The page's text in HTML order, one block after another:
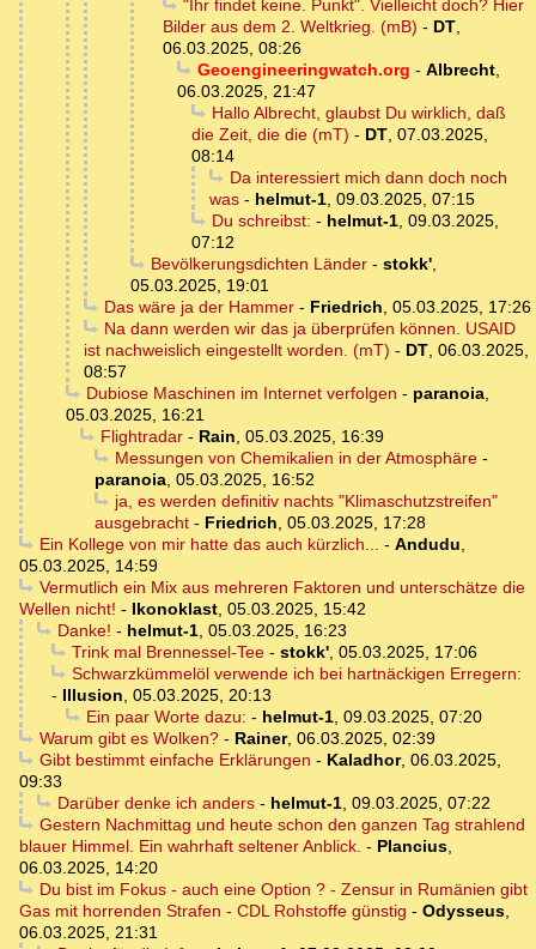
"Ihr findet keine. Punkt". Vielleicht doch? Hier
Bilder aus dem 2. Weltkrieg. (mB) - DT,
06.03.2025, 08:26
Geoengineeringwatch.org - Albrecht,
06.03.2025, 21:47
Hallo Albrecht, glaubst Du wirklich, daß
die Zeit, die die (mT) - DT, 07.03.2025,
08:14
Da interessiert mich dann doch noch
was - helmut-1, 09.03.2025, 07:15
Du schreibst: - helmut-1, 09.03.2025,
07:12
Bevölkerungsdichten Länder- stokk',
05.03.2025, 19:01
Das wäre ja der Hammer- Friedrich, 05.03.2025, 17:26
Na dann werden wir das ja überprüfen können. USAID
ist nachweislich eingestellt worden. (mT) - DT, 06.03.2025,
08:57
Dubiose Maschinen im Internet verfolgen - paranoia,
05.03.2025, 16:21
Flightradar- Rain, 05.03.2025, 16:39
Messungen von Chemikalien in der Atmosphäre-
paranoia, 05.03.2025, 16:52
ja, es werden definitiv nachts "Klimaschutzstreifen"
ausgebracht - Friedrich, 05.03.2025, 17:28
Ein Kollege von mir hatte das auch kürzlich... - Andudu,
05.03.2025, 14:59
Vermutlich ein Mix aus mehreren Faktoren und unterschätze die
Wellen nicht! - Ikonoklast, 05.03.2025, 15:42
Danke! - helmut-1, 05.03.2025, 16:23
Trink mal Brennessel-Tee- stokk', 05.03.2025, 17:06
Schwarzkümmelöl verwende ich bei hartnäckigen Erregern:
- Illusion, 05.03.2025, 20:13
Ein paar Worte dazu: - helmut-1, 09.03.2025, 07:20
Warum gibt es Wolken?- Rainer, 06.03.2025, 02:39
Gibt bestimmt einfache Erklärungen - Kaladhor, 06.03.2025,
09:33
Darüber denke ich anders- helmut-1, 09.03.2025, 07:22
Gestern Nachmittag und heute schon den ganzen Tag strahlend
blauer Himmel. Ein wahrhaft seltener Anblick. - Plancius,
06.03.2025, 14:20
Du bist im Fokus - auch eine Option ? - Zensur in Rumänien gibt
Gas mit horrenden Strafen - CDL Rohstoffe günstig - Odysseus,
06.03.2025, 21:31